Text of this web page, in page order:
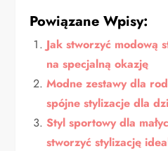
Powiązane Wpisy:
Jak stworzyć modową
na specjalną okazję
Modne zestawy dla
spójne stylizacje dla
Styl sportowy dla
stworzyć stylizację